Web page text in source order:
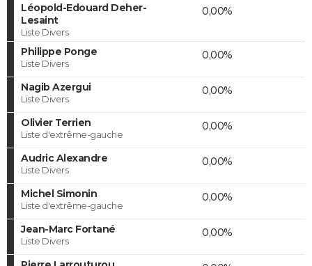
Léopold-Edouard Deher-
Lesaint
Liste Divers
0,00%
Philippe Ponge
Liste Divers
0,00%
Nagib Azergui
Liste Divers
0,00%
Olivier Terrien
Liste d'extrême-gauche
0,00%
Audric Alexandre
Liste Divers
0,00%
Michel Simonin
Liste d'extrême-gauche
0,00%
Jean-Marc Fortané
Liste Divers
0,00%